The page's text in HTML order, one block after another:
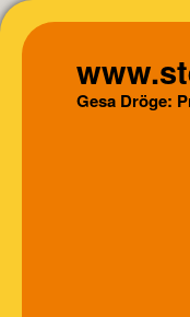
Gesa Dröge: